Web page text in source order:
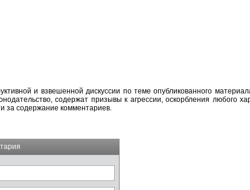
и взвешенной дискуссии по теме опубликованного
содержат призывы к агрессии, оскорбления любого
за содержание комментариев.